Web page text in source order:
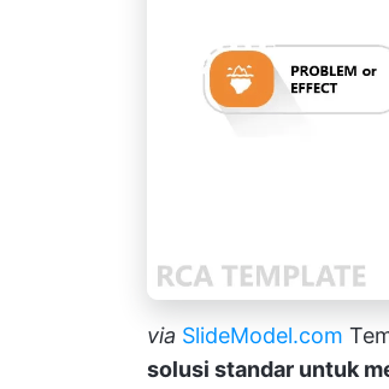
via SlideModel.com
solusi standar untuk